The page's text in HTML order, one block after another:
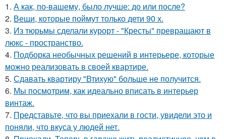
1. А как, по-вашему, было лучше: до или после?
2. Вещи, которые поймут только дети 90 х.
3. Из тюрьмы сделали курорт - "Кресты" превращают в
люкс - пространство.
4. Подборка необычных решений в интерьере, которые
можно реализовать в своей квартире.
5. Сдавать квартиру "Втихую" больше не получится.
6. Мы посмотрим, как идеально вписать в интерьер
винтаж.
7. Представьте, что вы приехали в гости, увидели это и
поняли, что вкуса у людей нет.